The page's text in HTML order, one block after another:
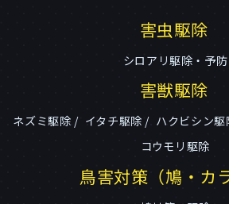
害虫駆除
シロアリ駆除・予防
害獣駆除
ネズミ駆除 イタチ駆除 ハクビシン駆
コウモリ駆除
鳥害対策（鳩・カ